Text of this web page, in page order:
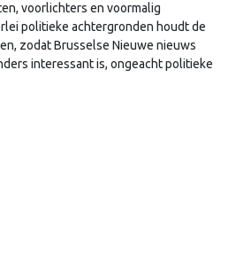
voorlichters en voormalig
politieke achtergronden houdt de
zodat Brusselse Nieuwe nieuws
interessant is, ongeacht politieke